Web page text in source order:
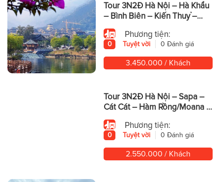
Tour 3N2Đ Hà Nội – Hà Khẩu
– Bình Biên – Kiến Thuỷ –
Động Yến Tử – Mông Tự
Phương tiện:
0 Tuyệt vời 0 Đánh giá
3.450.000 / Khách
Tour 3N2Đ Hà Nội – Sapa –
Cát Cát – Hàm Rồng/Moana –
Fansipan
Phương tiện:
0 Tuyệt vời 0 Đánh giá
2.550.000 / Khách